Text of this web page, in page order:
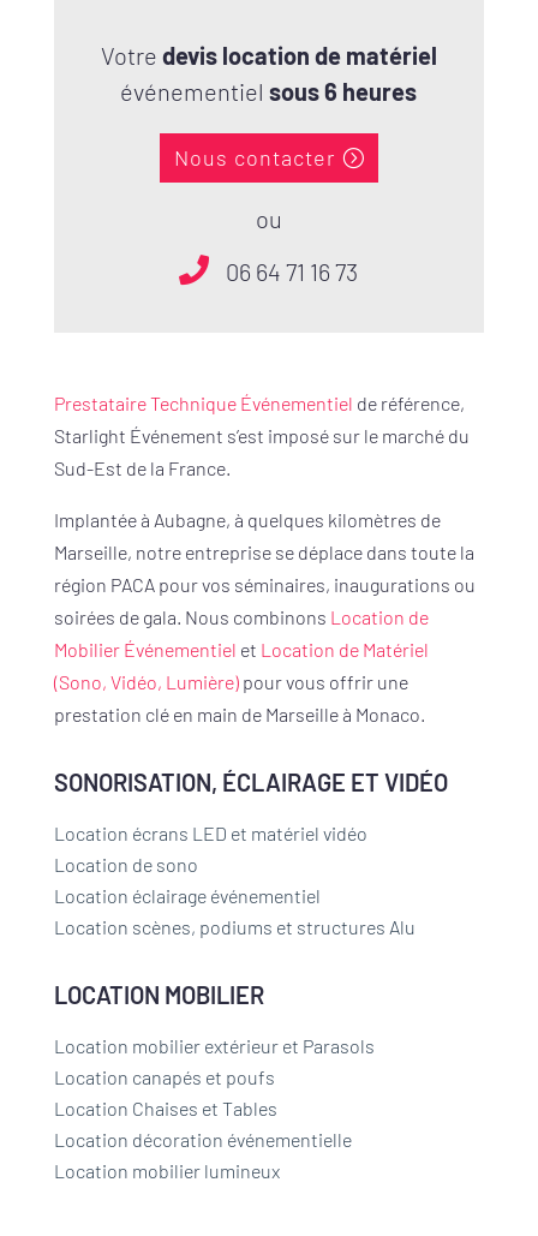
Votre devis location de matériel
événementielsous 6 heures
Nous contacter
ou
06 64 71 16 73
Prestataire Technique Événementiel de référence,
Starlight Événement s’est imposé sur le marché du
Sud-Est de la France.
Implantée à Aubagne, à quelques kilomètres de
Marseille, notre entreprise se déplace dans toute la
région PACA pour vos séminaires, inaugurations ou
soirées de gala. Nous combinons Location de
Mobilier Événementiel et Location de Matériel
(Sono, Vidéo, Lumière)pour vous offrir une
prestation clé en main de Marseille à Monaco.
SONORISATION, ÉCLAIRAGE ET VIDÉO
Location écrans LED et matériel vidéo
Location de sono
Location éclairage événementiel
Location scènes, podiums et structures Alu
LOCATION MOBILIER
Location mobilier extérieur et Parasols
Location canapés et poufs
Location Chaises et Tables
Location décoration événementielle
Location mobilier lumineux